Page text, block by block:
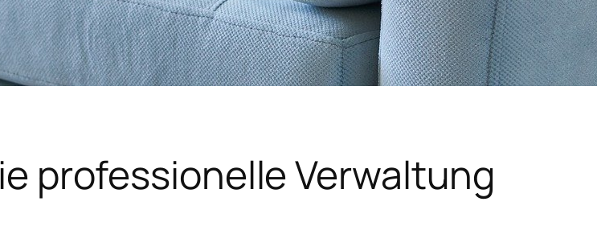
professionelle Verwaltung